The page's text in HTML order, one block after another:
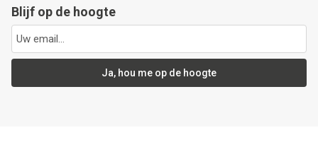
Blijf op de hoogte
Ja, hou me op de hoogte